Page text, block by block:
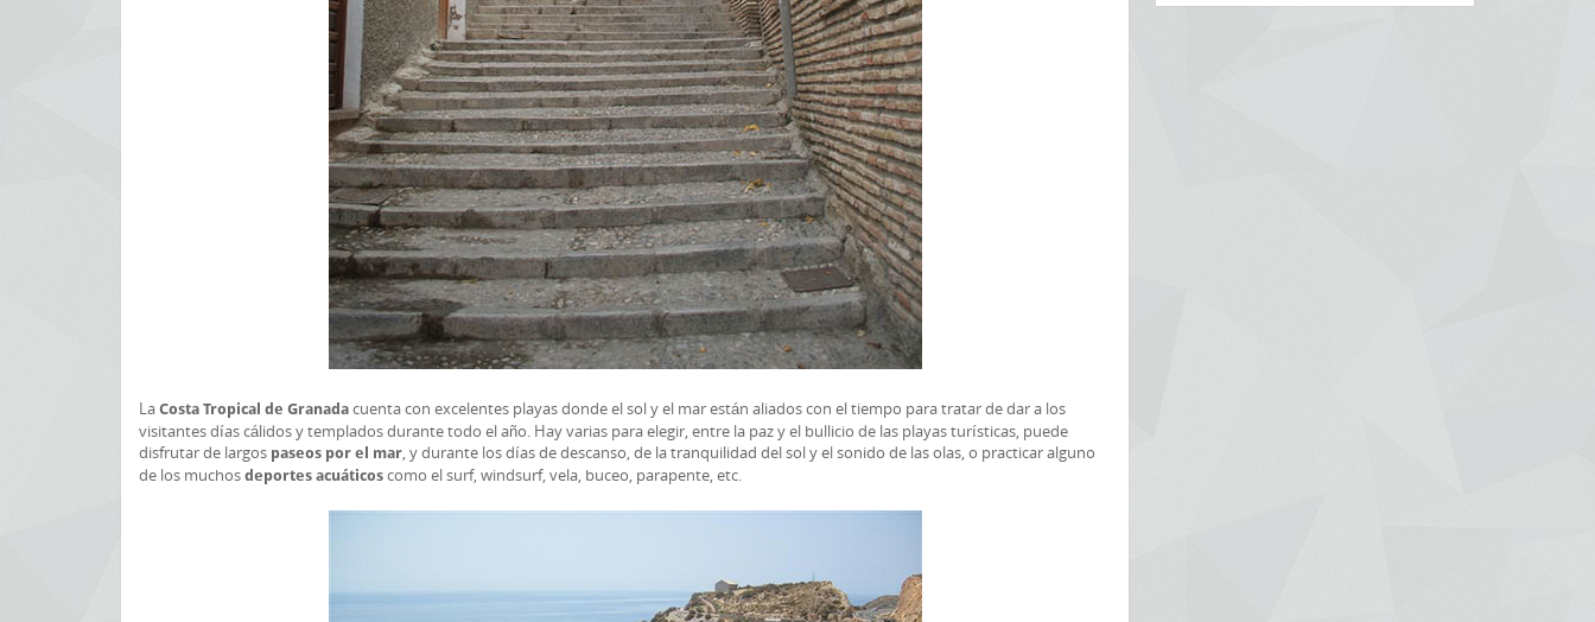
La Costa Tropical de Granada cuenta con excelentes playas donde el sol y el mar están aliados con el tiempo para tratar de dar a los
visitantes días cálidos y templados durante todo el año. Hay varias para elegir, entre la paz y el bullicio de las playas turísticas, puede
disfrutar de largos paseos por el mar, y durante los días de descanso, de la tranquilidad del sol y el sonido de las olas, o practicar alguno
de los muchos deportes acuáticos como el surf, windsurf, vela, buceo, parapente, etc.